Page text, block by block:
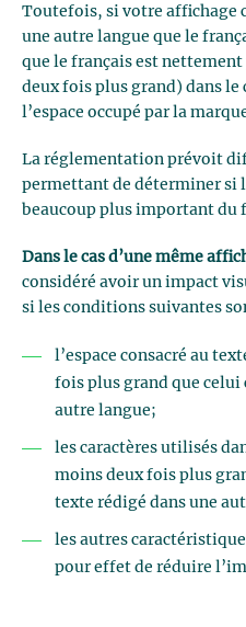
Toutefois, si votre affichage
une autre langue que le
que le français est
deux fois plus grand) dans
l’espace occupé par la
La réglementation prévoit
permettant de déterminer si
beaucoup plus important du
Dans le cas d’une même
considéré avoir un impact
si les conditions suivantes
l’espace consacré au
fois plus grand que celui
autre langue;
les caractères utilisés
moins deux fois plus
texte rédigé dans une
les autres
pour effet de réduire